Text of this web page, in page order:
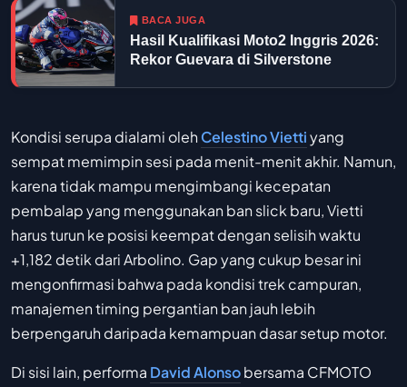
BACA JUGA
Hasil Kualifikasi Moto2 Inggris 2026:
Rekor Guevara di Silverstone
Kondisi serupa dialami olehCelestino Viettiyang
sempat memimpin sesi pada menit-menit akhir. Namun,
karena tidak mampu mengimbangi kecepatan
pembalap yang menggunakan ban slick baru, Vietti
harus turun ke posisi keempat dengan selisih waktu
+1,182 detik dari Arbolino. Gap yang cukup besar ini
mengonfirmasi bahwa pada kondisi trek campuran,
manajemen timing pergantian ban jauh lebih
berpengaruh daripada kemampuan dasar setup motor.
Di sisi lain, performa David Alonsobersama CFMOTO